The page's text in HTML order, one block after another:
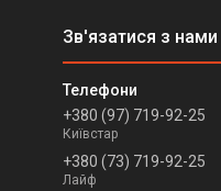
+380 (97) 719-92-25
Київстар
+380 (73) 719-92-25
Лайф